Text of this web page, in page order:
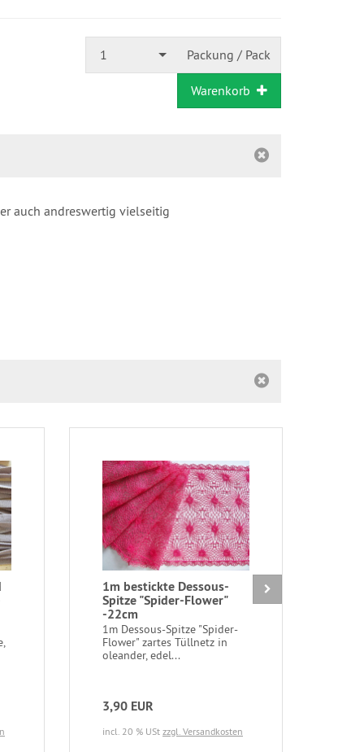
1 Packung / Pack
Warenkorb
auch andreswertig vielseitig
1m bestickte Dessous-
Spitze "Spider-Flower"
-22cm
1m Dessous-Spitze "Spider-
Flower" zartes Tüllnetz in
oleander, edel...
3,90 EUR
incl. 20 % USt zzgl. Versandkosten